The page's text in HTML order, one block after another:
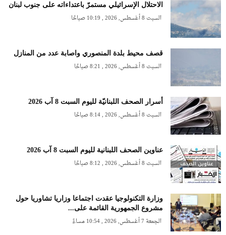
الاحتلال الإسرائيلي مستمرّ باعتداءاته على جنوب لبنان
السبت 8 أغسطس, 2026 , 10:19 صباحًا
قصف محيط بلدة المنصوري واصابة عدد من المنازل
السبت 8 أغسطس, 2026 , 8:21 صباحًا
أسرار الصحف اللبنانيّة لليوم السبت 8 آب 2026
السبت 8 أغسطس, 2026 , 8:14 صباحًا
عناوين الصحف اللبنانية لليوم السبت 8 آب 2026
السبت 8 أغسطس, 2026 , 8:12 صباحًا
وزارة التكنولوجيا عقدت اجتماعا وزاريا تشاوريا حول
مشروع الجمهورية القائمة على...
الجمعة 7 أغسطس, 2026 , 10:54 مساءً